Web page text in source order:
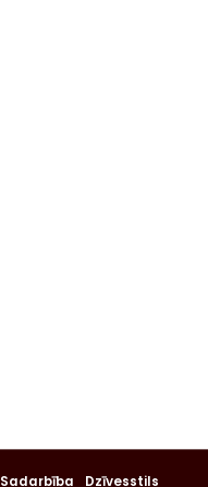
Sadarbība Dzīvesstils